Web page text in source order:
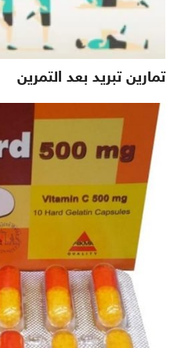
تمارين تبريد بعد التمرين